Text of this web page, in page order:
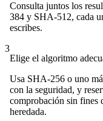
Consulta juntos los
384 y SHA-512, cada
escribes.
3
Elige el algoritmo
Usa SHA-256 o uno
con la seguridad, y
comprobación sin fines
heredada.